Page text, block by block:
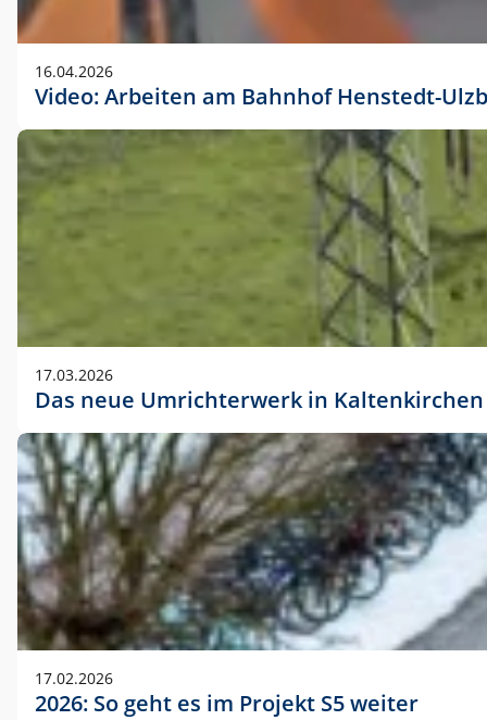
16.04.2026
Video: Arbeiten am Bahnhof Henstedt-
17.03.2026
Das neue Umrichterwerk in Kaltenkirchen
17.02.2026
2026: So geht es im Projekt S5 weiter